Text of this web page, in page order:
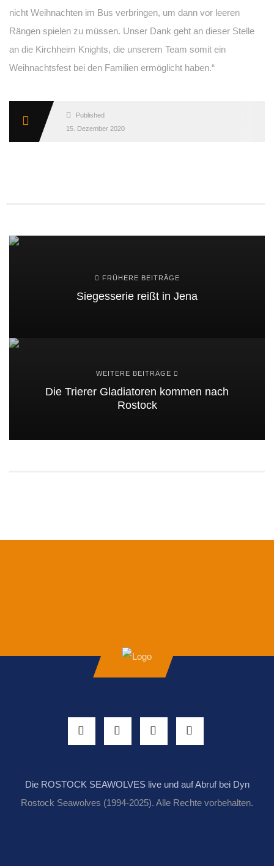
nicht Weihnachten im Bus verbringen, um dann vor leeren
Rängen spielen zu müssen. Unser Dank geht an dieser Stelle
an die Kirchheim Knights, die unserem Team somit ein
Weihnachtsfest bei den Familien ermöglicht haben.“
Published
15. Dezember 2020
FRÜHERE BEITRÄGE
Siegesserie reißt in Jena
WEITERE BEITRÄGE
Die Trierer Gladiatoren kommen nach
Rostock
Die ROSTOCK SEAWOLVES live und auf Abruf bei Dyn
Rostock Seawolves (1994-2025). Alle Rechte vorbehalten.